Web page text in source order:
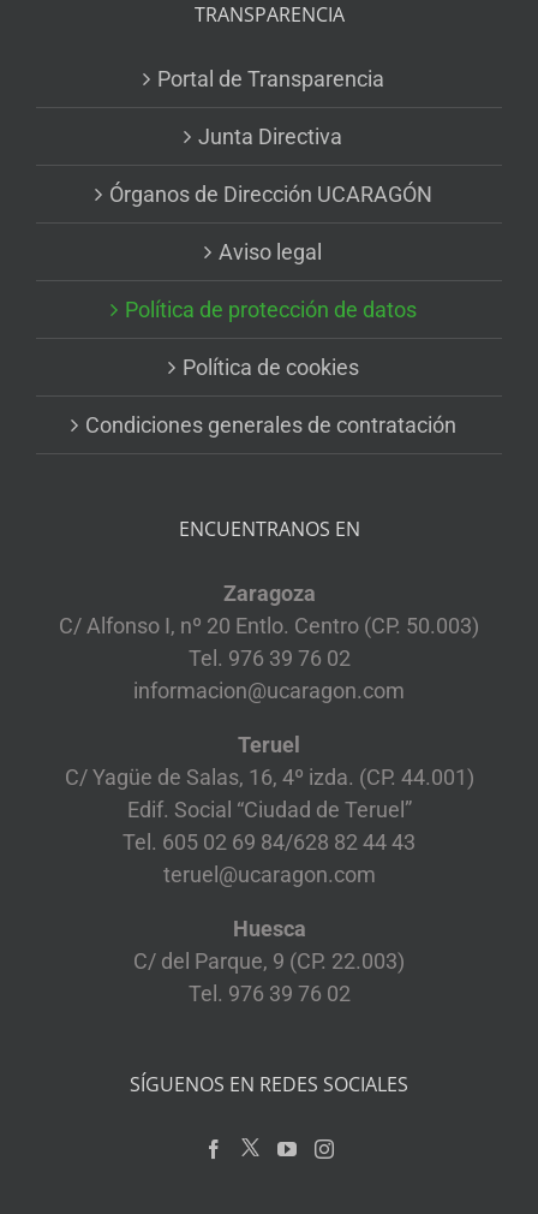
TRANSPARENCIA
Portal de Transparencia
Junta Directiva
Órganos de Dirección UCARAGÓN
Aviso legal
Política de protección de datos
Política de cookies
Condiciones generales de contratación
ENCUENTRANOS EN
Zaragoza
C/ Alfonso I, nº 20 Entlo. Centro (CP. 50.003)
Tel. 976 39 76 02
informacion@ucaragon.com
Teruel
C/ Yagüe de Salas, 16, 4º izda. (CP. 44.001)
Edif. Social “Ciudad de Teruel”
Tel. 605 02 69 84/628 82 44 43
teruel@ucaragon.com
Huesca
C/ del Parque, 9 (CP. 22.003)
Tel. 976 39 76 02
SÍGUENOS EN REDES SOCIALES